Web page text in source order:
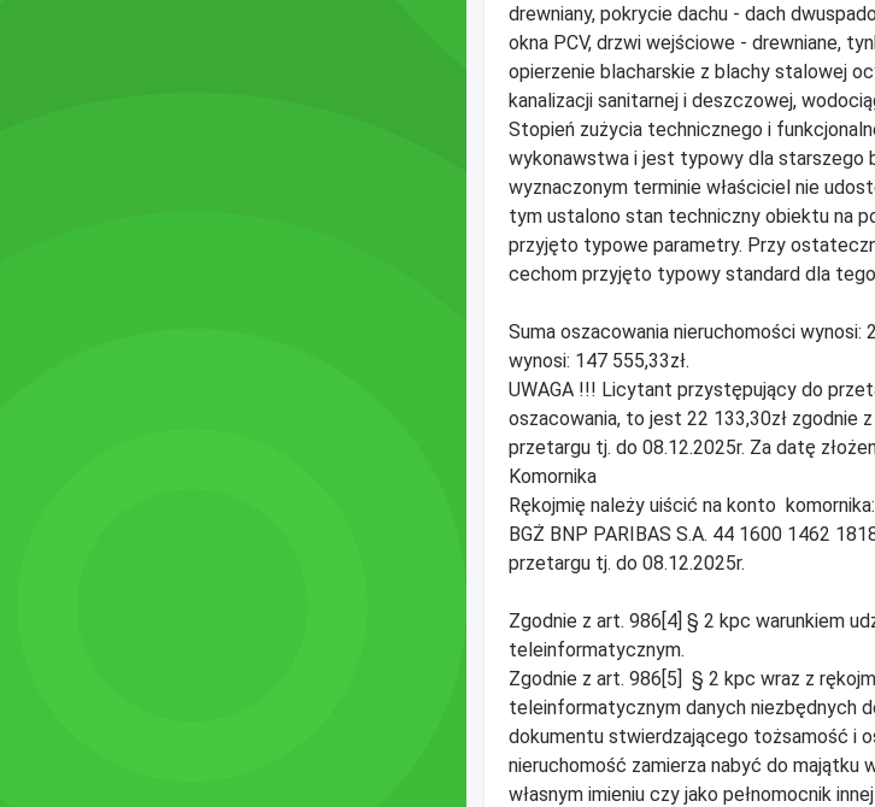
drewniany, pokrycie dachu - dach
okna PCV, drzwi wejściowe - drewniane,
opierzenie blacharskie z blachy stalowej
kanalizacji sanitarnej i deszczowej,
Stopień zużycia technicznego i
wykonawstwa i jest typowy dla starszego
wyznaczonym terminie właściciel nie
tym ustalono stan techniczny obiektu na
przyjęto typowe parametry. Przy
cechom przyjęto typowy standard dla
Suma oszacowania nieruchomości wynosi:
wynosi: 147 555,33zł.
UWAGA !!! Licytant przystępujący do
oszacowania, to jest 22 133,30zł zgodnie
przetargu tj. do 08.12.2025r. Za datę
Komornika
Rękojmię należy uiścić na konto komornika:
BGŻ BNP PARIBAS S.A. 44 1600 1462
przetargu tj. do 08.12.2025r.
Zgodnie z art. 986[4] § 2 kpc warunkiem
teleinformatycznym.
Zgodnie z art. 986[5] § 2 kpc wraz z
teleinformatycznym danych niezbędnych
dokumentu stwierdzającego tożsamość i
nieruchomość zamierza nabyć do
własnym imieniu czy jako pełnomocnik